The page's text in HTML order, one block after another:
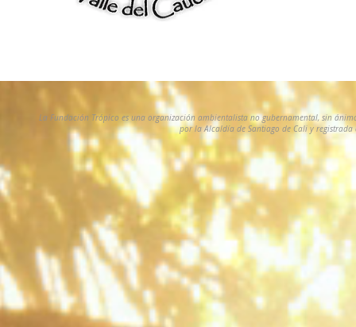
La Fundación Trópico es una organización ambientalista no gubernamental, sin
por la Alcaldía de Santiago de Cali y